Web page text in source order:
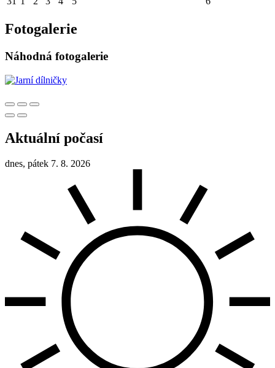
Fotogalerie
Náhodná fotogalerie
Aktuální počasí
dnes, pátek 7. 8. 2026